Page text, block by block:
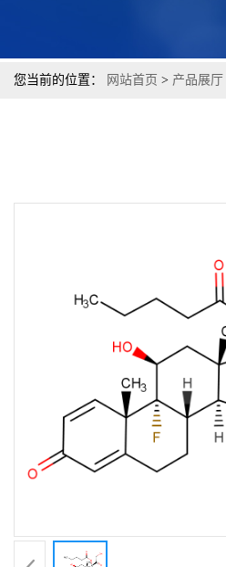
您当前的位置： 网站首页 > 产品展厅